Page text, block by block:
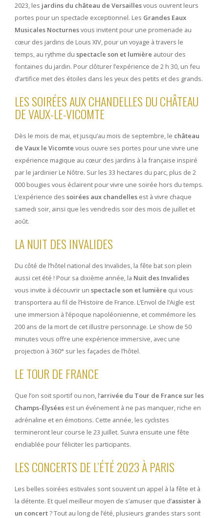
2023, les jardins du château de Versaillesvous ouvrent leurs
portes pour un spectacle exceptionnel. Les Grandes Eaux
Musicales Nocturnesvous invitent pour une promenade au
cœur des jardins de Louis XIV, pour un voyage à travers le
temps, au rythme du spectacle son et lumière autour des
fontaines du jardin. Pour clôturer l’expérience de 2 h 30, un feu
d’artifice met des étoiles dans les yeux des petits et des grands.
LES SOIRÉES AUX CHANDELLES DU CHÂTEAU
DE VAUX-LE-VICOMTE
Dès le mois de mai, et jusqu’au mois de septembre, le château
de Vaux le Vicomte vous ouvre ses portes pour une vivre une
expérience magique au cœur des jardins à la française inspiré
par le jardinier Le Nôtre. Sur les 33 hectares du parc, plus de 2
000 bougies vous éclairent pour vivre une soirée hors du temps.
L’expérience des soirées aux chandelles est à vivre chaque
samedi soir, ainsi que les vendredis soir des mois de juillet et
août.
LA NUIT DES INVALIDES
Du côté de l’hôtel national des Invalides, la fête bat son plein
aussi cet été ! Pour sa dixième année, la Nuit des Invalides
vous invite à découvrir un spectacle son et lumière qui vous
transportera au fil de l’Histoire de France. L’Envol de l’Aigle est
une immersion à l’époque napoléonienne, et commémore les
200 ans de la mort de cet illustre personnage. Le show de 50
minutes vous offre une expérience immersive, avec une
projection à 360° sur les façades de l’hôtel.
LE TOUR DE FRANCE
Que l’on soit sportif ou non, l‘arrivée du Tour de France sur les
Champs-Élysées est un événement à ne pas manquer, riche en
adrénaline et en émotions. Cette année, les cyclistes
termineront leur course le 23 juillet. Suivra ensuite une fête
endiablée pour féliciter les participants.
LES CONCERTS DE L’ÉTÉ 2023 À PARIS
Les belles soirées estivales sont souvent un appel à la fête et à
la détente. Et quel meilleur moyen de s’amuser que d’assister à
un concert? Tout au long de l’été, plusieurs grandes stars sont